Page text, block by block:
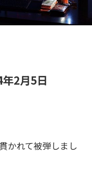
年2月5日
かれて被弾しまし